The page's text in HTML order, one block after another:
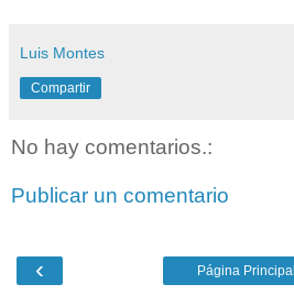
Luis Montes
Compartir
No hay comentarios.:
Publicar un comentario
‹ Página Principal